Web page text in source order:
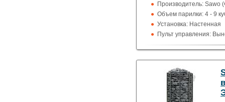
Производитель: Sawo
Объем парилки: 4 - 9
Установка: Настенная
Пульт управления:
100 град.)
(испаритель)
Тип кожуха: Классика